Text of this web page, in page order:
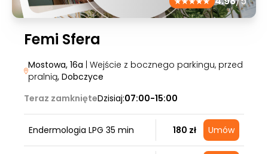
Femi Sfera
Mostowa, 16a | Wejście z bocznego parkingu, przed
pralnią, Dobczyce
Teraz zamknięteDzisiaj:07:00-15:00
Endermologia LPG 35 min 180 zł Umów